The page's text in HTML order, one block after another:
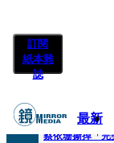
訂閱
紙本雜
誌
最新
快訊